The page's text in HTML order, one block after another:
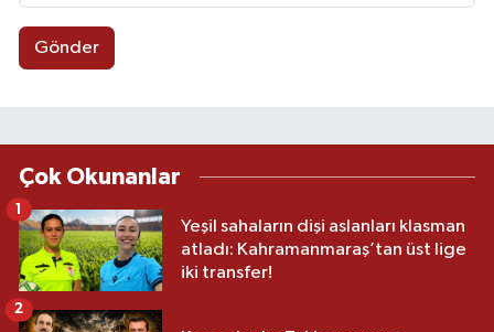
Gönder
Çok Okunanlar
Yeşil sahaların dişi aslanları klasman
atladı: Kahramanmaraş’tan üst lige
iki transfer!
1
2